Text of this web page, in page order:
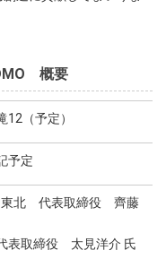
概要
（予定）
予定
東北 代表取締役 齊藤
取締役 太見洋介 氏